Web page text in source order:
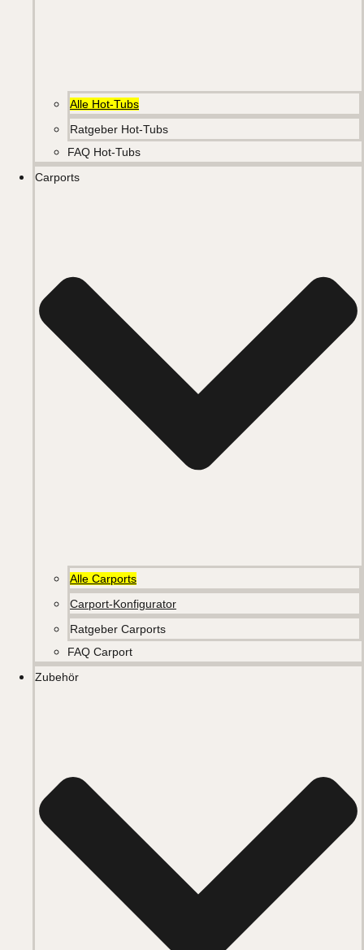
Alle Hot-Tubs
Ratgeber Hot-Tubs
FAQ Hot-Tubs
Carports
Alle Carports
Carport-Konfigurator
Ratgeber Carports
FAQ Carport
Zubehör